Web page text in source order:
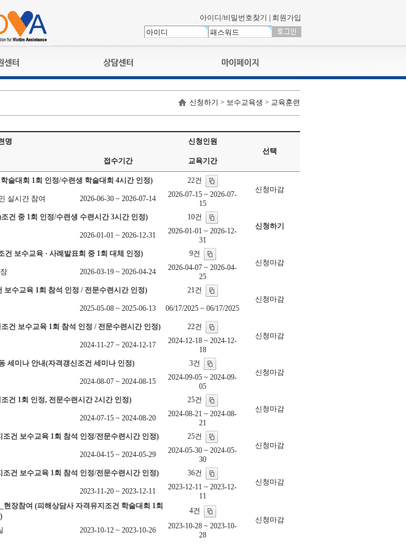
아이디/비밀번호찾기 회원가입
항
식
상담접수
나의신청내역
교육영상강의실
회원정보
신청하기 > 보수교육생 > 교육훈련
명
신청인원
선택
접수기간 교육기간
술대회 1회 인정/수련생 학술대회 4시간 인정)
22건
신청마감
실시간 참여
2026-06-30 ~ 2026-07-14
2026-07-15 ~ 2026-07-
15
건 중 1회 인정/수련생 수련시간 3시간 인정)
10건
신청하기
2026-01-01 ~ 2026-12-31
2026-01-01 ~ 2026-12-
31
보수교육 · 사례발표회 중 1회 대체 인정)
9건
신청마감
2026-03-19 ~ 2026-04-24
2026-04-07 ~ 2026-04-
25
수교육 1회 참석 인정 / 전문수련시간 인정)
21건
신청마감
2025-05-08 ~ 2025-06-13 06/17/2025 ~ 06/17/2025
건 보수교육 1회 참석 인정 / 전문수련시간 인정)
22건
신청마감
2024-11-27 ~ 2024-12-17
2024-12-18 ~ 2024-12-
18
세미나 안내(자격갱신조건 세미나 인정)
3건
신청마감
2024-08-07 ~ 2024-08-15
2024-09-05 ~ 2024-09-
05
건 1회 인정, 전문수련시간 2시간 인정)
25건
신청마감
2024-07-15 ~ 2024-08-20
2024-08-21 ~ 2024-08-
21
건 보수교육 1회 참석 인정/전문수련시간 인정)
25건
신청마감
2024-04-15 ~ 2024-05-29
2024-05-30 ~ 2024-05-
30
건 보수교육 1회 참석 인정/전문수련시간 인정)
36건
신청마감
2023-11-20 ~ 2023-12-11
2023-12-11 ~ 2023-12-
11
현장참여 (피해상담사 자격유지조건 학술대회 1회
4건
신청마감
2023-10-12 ~ 2023-10-26
2023-10-28 ~ 2023-10-
28